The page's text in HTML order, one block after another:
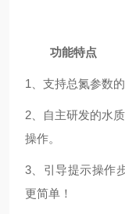
功能特点
1、支持总氮参数
2、自主研发的水
操作。
3、引导提示操作
更简单！